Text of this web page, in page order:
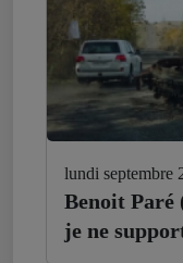
lundi septembre
Benoit Paré
je ne